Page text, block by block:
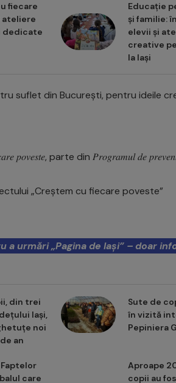
fiecare
ateliere
dedicate
Educație
și familie:
elevii și
creative
la Iași
suflet din București, pentru ideile
parte din 𝑃𝑟𝑜𝑔𝑟𝑎𝑚𝑢𝑙 𝑑𝑒
„Creștem cu fiecare poveste”
a urmări „Pagina de Iași” – doar
din trei
Iași,
noi
an
Sute de
în vizită
Pepiniera
care
Aproape
copii au